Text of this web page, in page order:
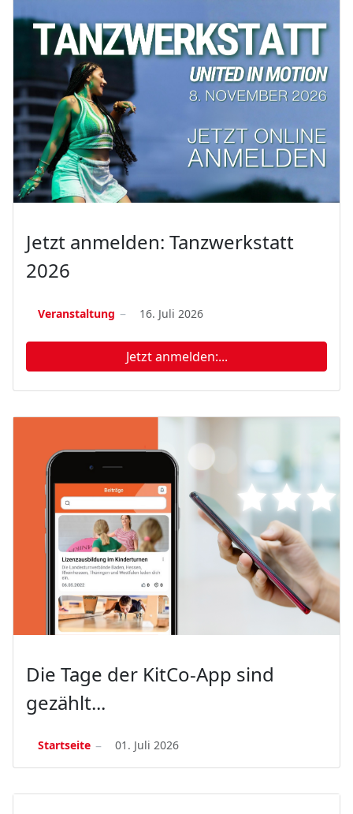
Jetzt anmelden: Tanzwerkstatt
2026
Veranstaltung 16. Juli 2026
Jetzt anmelden:...
Die Tage der KitCo-App sind
gezählt...
Startseite 01. Juli 2026